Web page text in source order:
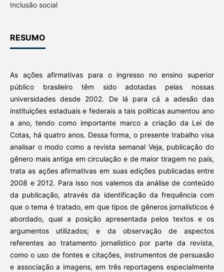
Inclusão social
RESUMO
As ações afirmativas para o ingresso no ensino superior
público brasileiro têm sido adotadas pelas nossas
universidades desde 2002. De lá para cá a adesão das
instituições estaduais e federais a tais políticas aumentou ano
a ano, tendo como importante marco a criação da Lei de
Cotas, há quatro anos. Dessa forma, o presente trabalho visa
analisar o modo como a revista semanal Veja, publicação do
gênero mais antiga em circulação e de maior tiragem no país,
trata as ações afirmativas em suas edições publicadas entre
2008 e 2012. Para isso nos valemos da análise de conteúdo
da publicação, através da identificação da frequência com
que o tema é tratado, em que tipos de gêneros jornalísticos é
abordado, qual a posição apresentada pelos textos e os
argumentos utilizados; e da observação de aspectos
referentes ao tratamento jornalístico por parte da revista,
como o uso de fontes e citações, instrumentos de persuasão
e associação a imagens, em três reportagens especialmente